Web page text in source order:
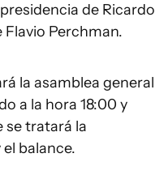
de Ricardo
Flavio Perchman.
la asamblea general
a la hora 18:00 y
se tratará la
balance.